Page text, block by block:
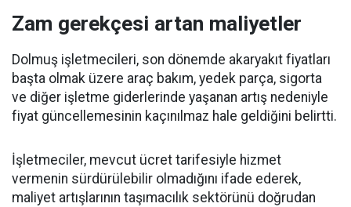
Zam gerekçesi artan maliyetler
Dolmuş işletmecileri, son dönemde akaryakıt fiyatları
başta olmak üzere araç bakım, yedek parça, sigorta
ve diğer işletme giderlerinde yaşanan artış nedeniyle
fiyat güncellemesinin kaçınılmaz hale geldiğini belirtti.
İşletmeciler, mevcut ücret tarifesiyle hizmet
vermenin sürdürülebilir olmadığını ifade ederek,
maliyet artışlarının taşımacılık sektörünü doğrudan